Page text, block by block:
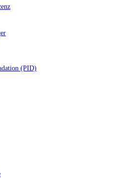
(PID)